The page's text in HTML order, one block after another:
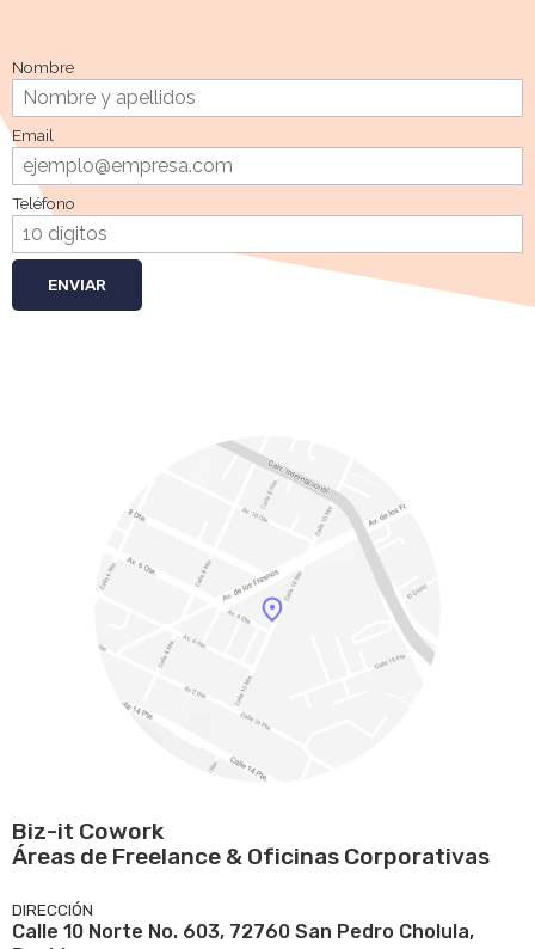
Nombre
Email
Teléfono
ENVIAR
Biz-it Cowork
Áreas de Freelance & Oficinas Corporativas
DIRECCIÓN
Calle 10 Norte No. 603, 72760 San Pedro Cholula,